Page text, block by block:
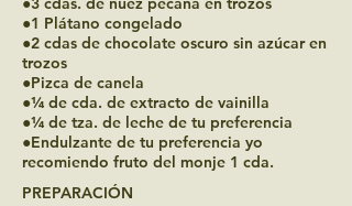
●1 Plátano congelado
●2 cdas de chocolate oscuro sin azúcar en
trozos
●Pizca de canela
●¼ de cda. de extracto de vainilla
●¼ de tza. de leche de tu preferencia
●Endulzante de tu preferencia yo
recomiendo fruto del monje 1 cda.
​PREPARACIÓN